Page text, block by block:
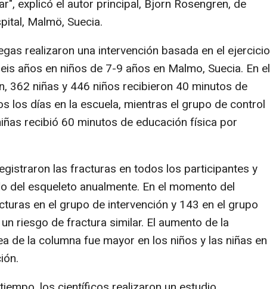
explicó el autor principal, Bjorn Rosengren, de
Malmö, Suecia.
realizaron una intervención basada en el ejercicio
años en niños de 7-9 años en Malmo, Suecia. En el
362 niñas y 446 niños recibieron 40 minutos de
los días en la escuela, mientras el grupo de control
recibió 60 minutos de educación física por
las fracturas en todos los participantes y
del esqueleto anualmente. En el momento del
en el grupo de intervención y 143 en el grupo
riesgo de fractura similar. El aumento de la
de la columna fue mayor en los niños y las niñas en